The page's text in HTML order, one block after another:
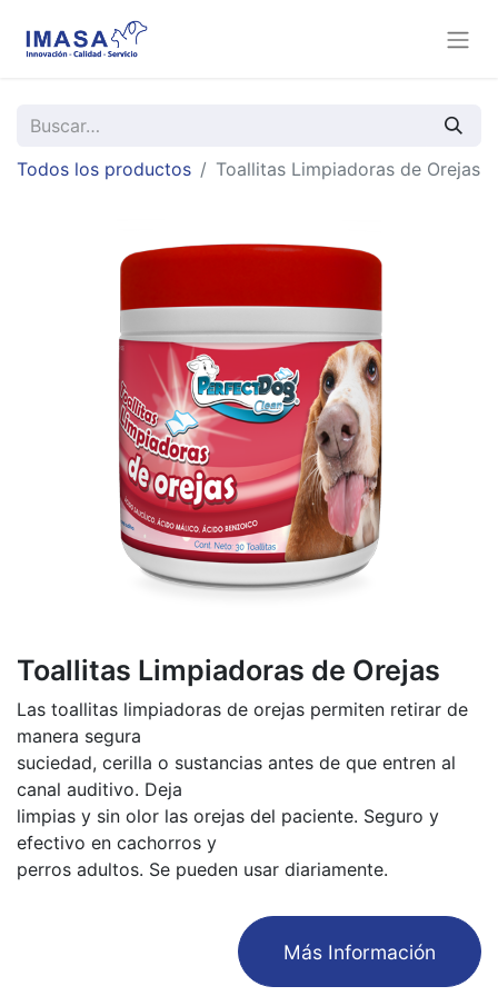
Todos los productos Toallitas Limpiadoras de Orejas
Toallitas Limpiadoras de Orejas
Las toallitas limpiadoras de orejas permiten retirar de
manera segura
suciedad, cerilla o sustancias antes de que entren al
canal auditivo. Deja
limpias y sin olor las orejas del paciente. Seguro y
efectivo en cachorros y
perros adultos. Se pueden usar diariamente.
​Más Información